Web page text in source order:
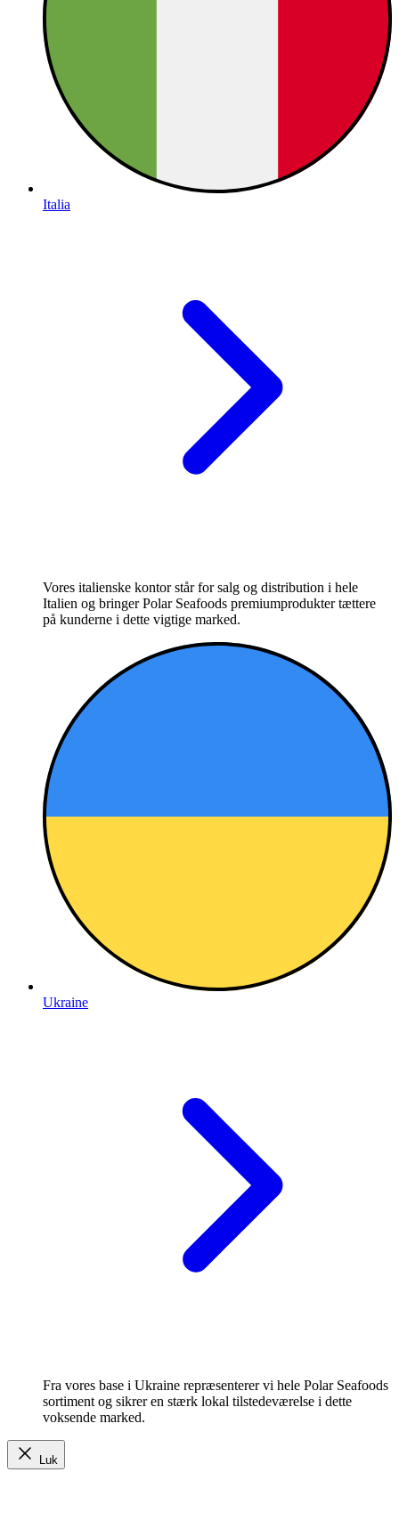
Italia
Vores italienske kontor står for salg og distribution i hele
Italien og bringer Polar Seafoods premiumprodukter tættere
på kunderne i dette vigtige marked.
Ukraine
Fra vores base i Ukraine repræsenterer vi hele Polar Seafoods
sortiment og sikrer en stærk lokal tilstedeværelse i dette
voksende marked.
Luk